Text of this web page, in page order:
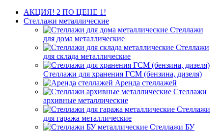
АКЦИЯ! 2 ПО ЦЕНЕ 1!
Стеллажи металлические
Стеллажи
для дома металлические
Стеллажи
для склада металлические
Стеллажи для хранения ГСМ (бензина, дизеля)
Аренда стеллажей
Стеллажи
архивные металлические
Стеллажи
для гаража металлические
Стеллажи БУ